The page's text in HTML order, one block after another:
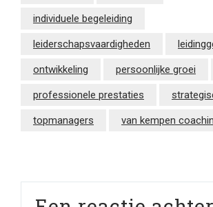
individuele begeleiding
leiderschapsvaardigheden
ontwikkeling persoonlijke groei
professionele prestaties
topmanagers van kempen